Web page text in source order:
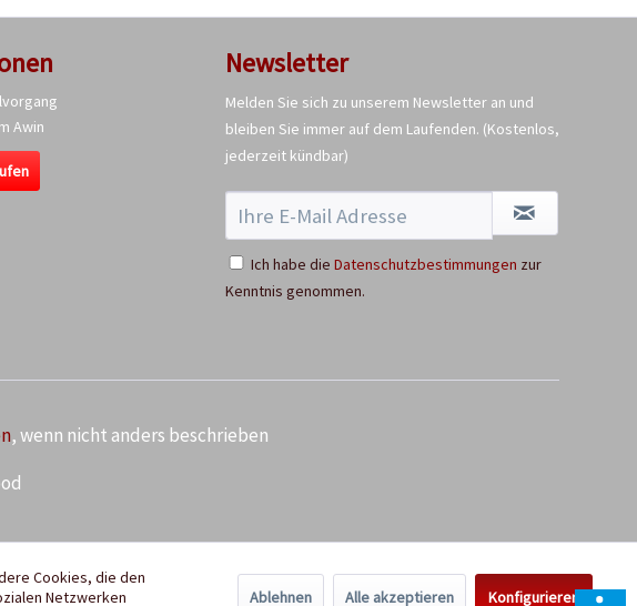
Schildetiketten
Awin
Newsletter
Melden Sie sich zu unserem Newsletter an und
bleiben Sie immer auf dem Laufenden. (Kostenlos,
jederzeit kündbar)
Ich habe die Datenschutzbestimmungen zur
Kenntnis genommen.
, wenn nicht anders beschrieben
Cookies, die den
Netzwerken
Ablehnen Alle akzeptieren Konfigurieren